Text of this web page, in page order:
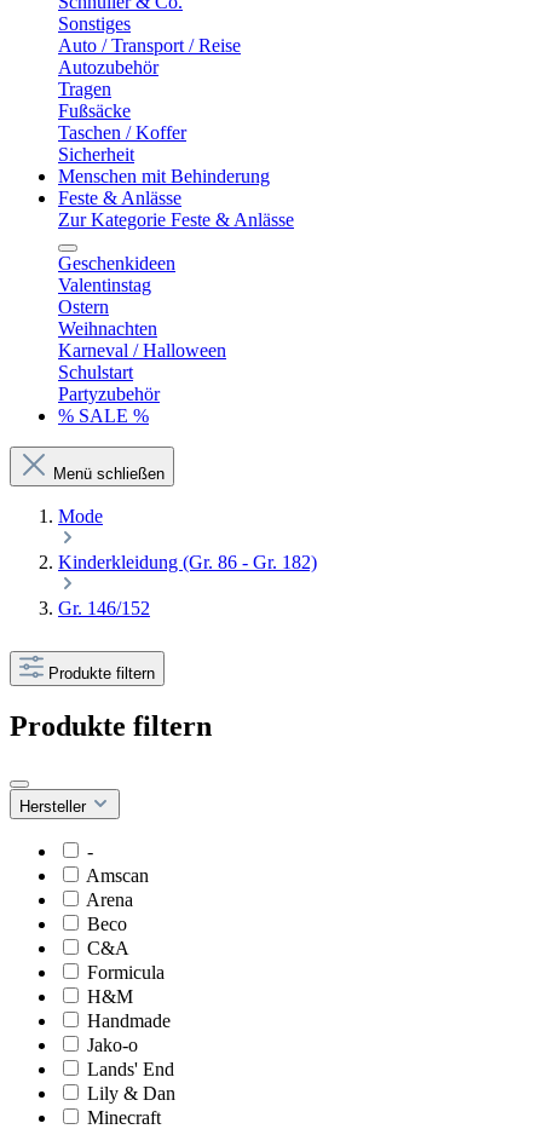
Sonstiges
Auto / Transport / Reise
Autozubehör
Tragen
Fußsäcke
Taschen / Koffer
Sicherheit
Menschen mit Behinderung
Feste & Anlässe
Zur Kategorie Feste & Anlässe
Geschenkideen
Valentinstag
Ostern
Weihnachten
Karneval / Halloween
Schulstart
Partyzubehör
% SALE %
Menü schließen
Mode
Kinderkleidung (Gr. 86 - Gr. 182)
Gr. 146/152
Produkte filtern
Produkte filtern
Hersteller
-
Amscan
Arena
Beco
C&A
Formicula
H&M
Handmade
Jako-o
Lands' End
Lily & Dan
Minecraft